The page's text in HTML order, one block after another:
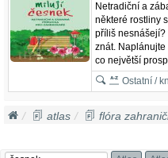
Netradiční a
některé rostliny
příliš nesnášejí?
znát. Naplánujte
co největší
Ostatní /
atlas flóra